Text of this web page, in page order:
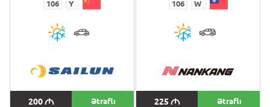
106 Y
200M Ətraflı
106 W
225 M Ətraflı